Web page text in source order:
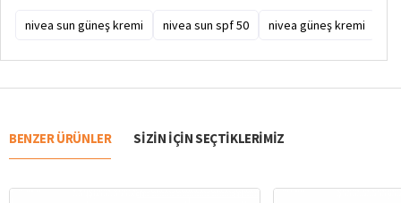
nivea sun güneş kremi nivea sun spf 50 nivea güneş kremi
BENZER ÜRÜNLER SIZIN IÇIN SEÇTIKLERIMIZ